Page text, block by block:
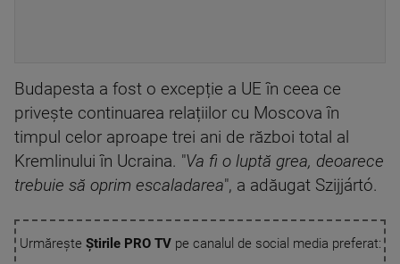
Budapesta a fost o excepție a UE în ceea ce
privește continuarea relațiilor cu Moscova în
timpul celor aproape trei ani de război total al
Kremlinului în Ucraina. "Va fi o luptă grea, deoarece
trebuie să oprim escaladarea", a adăugat Szijjártó.
Urmărește Știrile PRO TVpe canalul de social media preferat: